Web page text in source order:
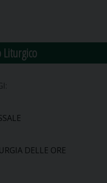
Liturgico
DELLE ORE